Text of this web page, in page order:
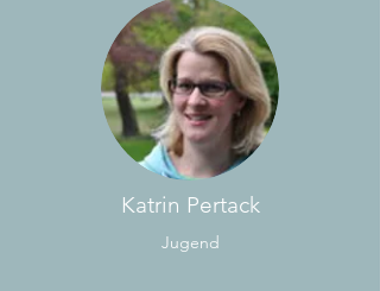
Katrin Pertack
Jugend